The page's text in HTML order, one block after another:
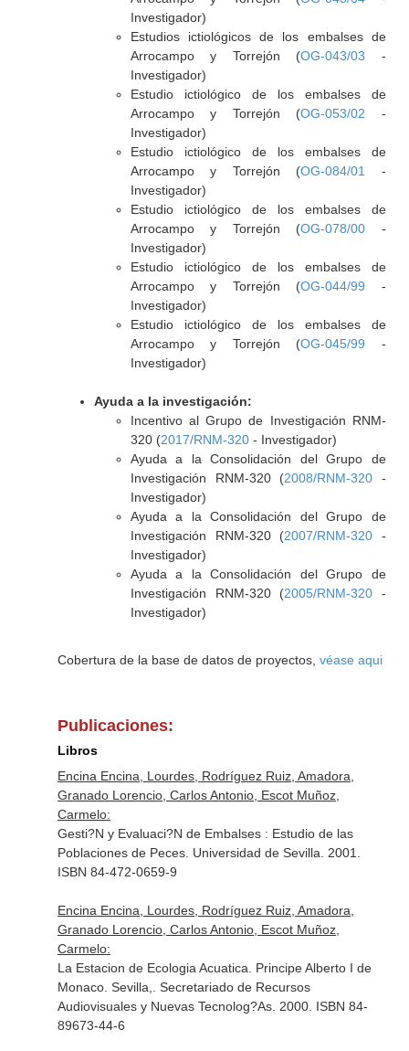
Investigador)
Estudios ictiológicos de los embalses de
Arrocampo y Torrejón (OG-043/03 -
Investigador)
Estudio ictiológico de los embalses de
Arrocampo y Torrejón (OG-053/02 -
Investigador)
Estudio ictiológico de los embalses de
Arrocampo y Torrejón (OG-084/01
-
Investigador)
Estudio ictiológico de los embalses de
Arrocampo y Torrejón (OG-078/00 -
Investigador)
Estudio ictiológico de los embalses de
Arrocampo y Torrejón (OG-044/99 -
Investigador)
Estudio ictiológico de los embalses de
Arrocampo y Torrejón (OG-045/99 -
Investigador)
Ayuda a la investigación:
Incentivo al Grupo de Investigación RNM-
320 (2017/RNM-320- Investigador)
Ayuda a la Consolidación del Grupo de
Investigación RNM-320 (2008/RNM-320 -
Investigador)
Ayuda a la Consolidación del Grupo de
Investigación RNM-320 (2007/RNM-320 -
Investigador)
Ayuda a la Consolidación del Grupo de
Investigación RNM-320 (2005/RNM-320 -
Investigador)
Cobertura de la base de datos de proyectos, véase aqui
Publicaciones:
Libros
Encina Encina, Lourdes, Rodríguez Ruiz, Amadora,
Granado Lorencio, Carlos Antonio, Escot Muñoz,
Carmelo:
Gesti?N y Evaluaci?N de Embalses : Estudio de las
Poblaciones de Peces. Universidad de Sevilla. 2001.
ISBN 84-472-0659-9
Encina Encina, Lourdes, Rodríguez Ruiz, Amadora,
Granado Lorencio, Carlos Antonio, Escot Muñoz,
Carmelo:
La Estacion de Ecologia Acuatica. Principe Alberto I de
Monaco. Sevilla,. Secretariado de Recursos
Audiovisuales y Nuevas Tecnolog?As. 2000. ISBN 84-
89673-44-6